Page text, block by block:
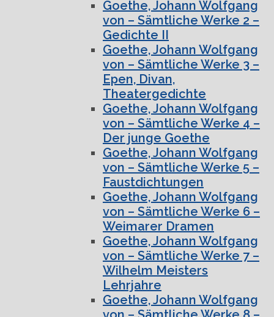
Goethe, Johann Wolfgang
von – Sämtliche Werke 2 –
Gedichte II
Goethe, Johann Wolfgang
von – Sämtliche Werke 3 –
Epen, Divan,
Theatergedichte
Goethe, Johann Wolfgang
von – Sämtliche Werke 4 –
Der junge Goethe
Goethe, Johann Wolfgang
von – Sämtliche Werke 5 –
Faustdichtungen
Goethe, Johann Wolfgang
von – Sämtliche Werke 6 –
Weimarer Dramen
Goethe, Johann Wolfgang
von – Sämtliche Werke 7 –
Wilhelm Meisters
Lehrjahre
Goethe, Johann Wolfgang